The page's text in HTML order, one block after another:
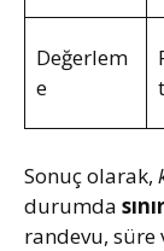
Değerlem
e
Sonuç olarak,
durumda
randevu,